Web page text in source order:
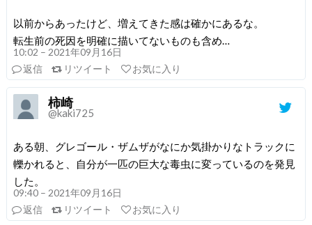
以前からあったけど、増えてきた感は確かにあるな。
転生前の死因を明確に描いてないものも含め…
10:02 – 2021年09月16日
返信
リツイート お気に入り
柿崎
@kaki725
ある朝、グレゴール・ザムザがなにか気掛かりなトラックに
轢かれると、自分が一匹の巨大な毒虫に変っているのを発見
した。
09:40 – 2021年09月16日
返信
リツイート お気に入り